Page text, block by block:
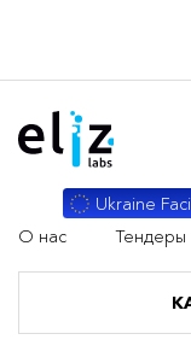
Ukraine
О нас
Тендеры